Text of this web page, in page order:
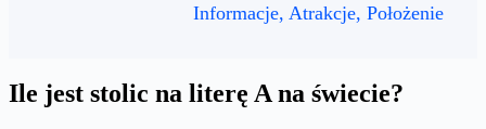
Informacje, Atrakcje, Położenie
Ile jest stolic na literę A na świecie?